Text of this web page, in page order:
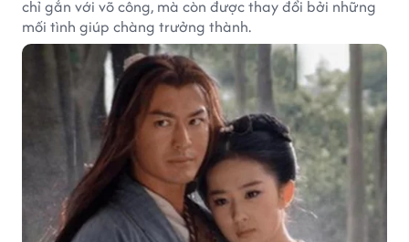
chỉ gắn với võ công, mà còn được thay đổi bởi những
mối tình giúp chàng trưởng thành.